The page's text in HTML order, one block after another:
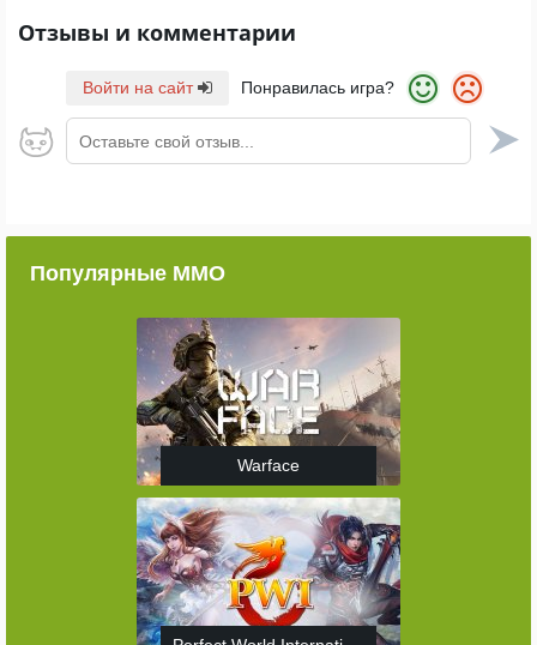
Отзывы и комментарии
Войти на сайт Понравилась игра?
Оставьте свой отзыв...
Популярные ММО
Warface